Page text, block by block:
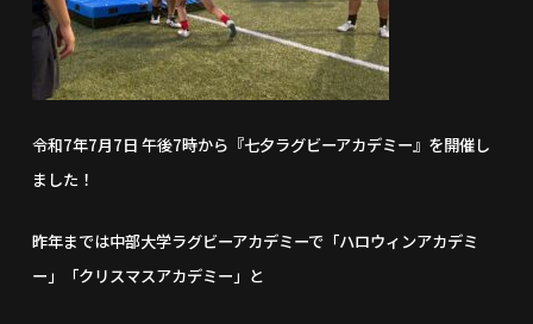
令和7年7月7日 午後7時から『七夕ラグビーアカデミー』を開催し
ました！
昨年までは中部大学ラグビーアカデミーで「ハロウィンアカデミ
ー」「クリスマスアカデミー」と